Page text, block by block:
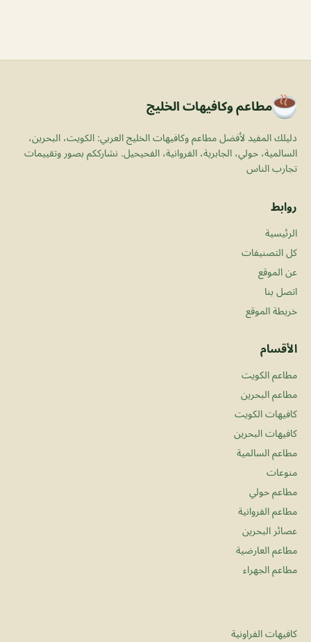
مطاعم وكافيهات الخليج
دليلك المفيد لأفضل مطاعم وكافيهات الخليج العربي: الكويت، البحرين،
السالمية، حولي، الجابرية، الفروانية، الفحيحيل. نشارككم بصور وتقييمات
تجارب الناس
روابط
الرئيسية
كل التصنيفات
عن الموقع
اتصل بنا
خريطة الموقع
الأقسام
مطاعم الكويت
مطاعم البحرين
كافيهات الكويت
كافيهات البحرين
مطاعم السالمية
منوعات
مطاعم حولي
مطاعم الفروانية
عصائر البحرين
مطاعم العارضية
مطاعم الجهراء
كافيهات الفراونية